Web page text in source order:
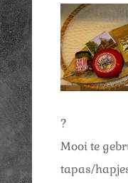
?
Mooi te
tapas/